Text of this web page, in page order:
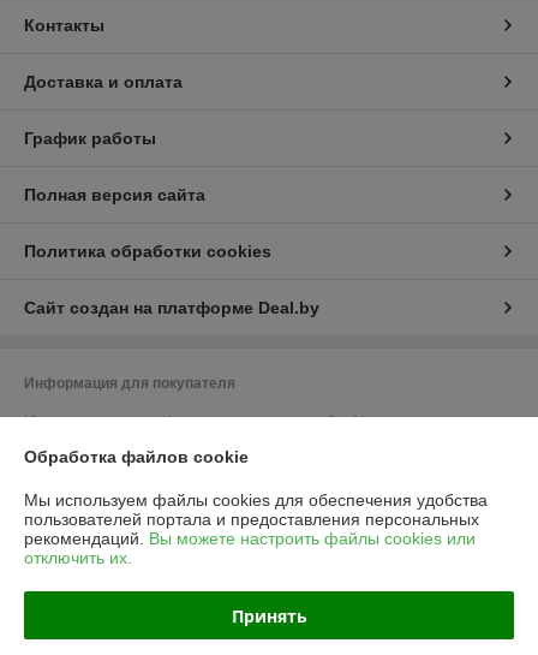
Контакты
Доставка и оплата
График работы
Полная версия сайта
Политика обработки cookies
Сайт создан на платформе Deal.by
Информация для покупателя
Юридическое лицо:Частное предприятие «ЭльМор»
УНП: 191274425
Регистрационный орган: Мингорисполком
Дата регистрации компании: 26.02.2010
Ссылка на свидетельство/лицензию
Обработка файлов cookie
Мы используем файлы cookies для обеспечения удобства
пользователей портала и предоставления персональных
рекомендаций. Вы можете настроить файлы cookies или
отключить их.
Принять